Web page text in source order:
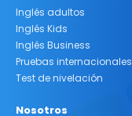
Inglés adultos
Inglés Kids
Inglés Business
Pruebas internacionales
Test de nivelación
Nosotros